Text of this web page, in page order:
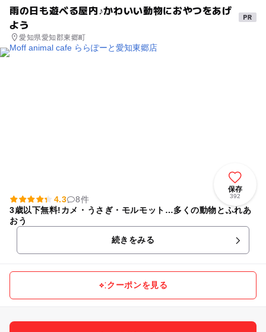
雨の日も遊べる屋内♪かわいい動物におやつをあげ
よう
愛知県愛知郡東郷町
保存
392
4.3
8件
3歳以下無料!カメ・うさぎ・モルモット…多くの動物とふれあ
おう
続きをみる
クーポンを見る